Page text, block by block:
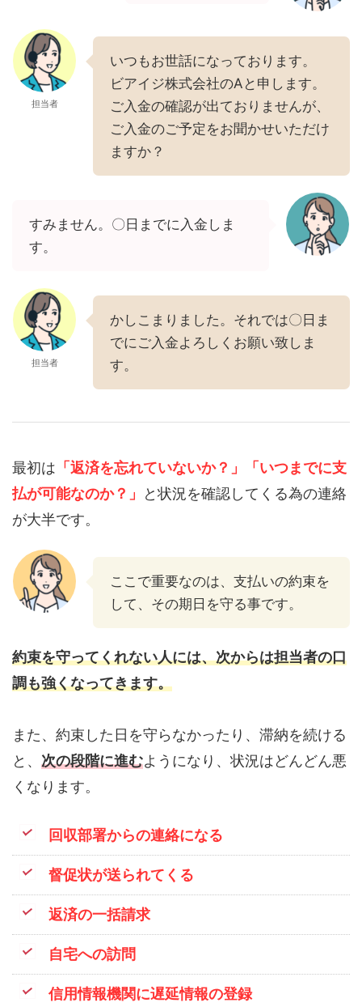
担当者
いつもお世話になっております。
ビアイジ株式会社のAと申します。
ご入金の確認が出ておりませんが、
ご入金のご予定をお聞かせいただけ
ますか？
すみません。〇日までに入金しま
す。
担当者
かしこまりました。それでは〇日ま
でにご入金よろしくお願い致しま
す。
最初は 「返済を忘れていないか？」
「いつまでに支
払が可能なのか？」
と状況を確認してくる為の連絡
が大半です。
ここで重要なのは、支払いの約束を
して、その期日を守る事です。
約束を守ってくれない人には、次からは担当者の口
調も強くなってきます。
また、約束した日を守らなかったり、滞納を続ける
と、 次の段階に進むようになり、状況はどんどん悪
くなります。
回収部署からの連絡になる
督促状が送られてくる
返済の一括請求
自宅への訪問
信用情報機関に遅延情報の登録